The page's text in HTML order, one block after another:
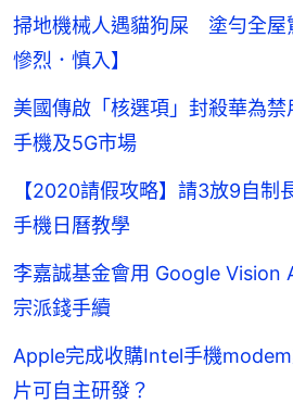
掃地機械人遇貓狗屎 塗勻全屋
慘烈．慎入】
美國傳啟「核選項」封殺華為
手機及5G市場
【2020請假攻略】請3放9自制
手機日曆教學
李嘉誠基金會用 Google Vision
宗派錢手續
Apple完成收購Intel手機
片可自主研發？